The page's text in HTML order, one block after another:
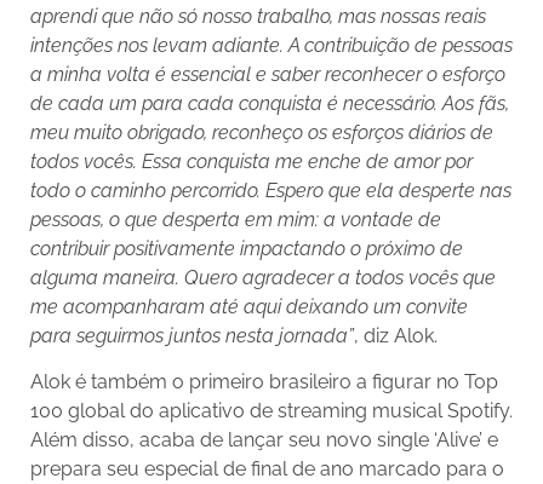
aprendi que não só nosso trabalho, mas nossas reais
intenções nos levam adiante. A contribuição de pessoas
a minha volta é essencial e saber reconhecer o esforço
de cada um para cada conquista é necessário. Aos fãs,
meu muito obrigado, reconheço os esforços diários de
todos vocês. Essa conquista me enche de amor por
todo o caminho percorrido. Espero que ela desperte nas
pessoas, o que desperta em mim: a vontade de
contribuir positivamente impactando o próximo de
alguma maneira. Quero agradecer a todos vocês que
me acompanharam até aqui deixando um convite
para seguirmos juntos nesta jornada”, diz Alok.
Alok é também o primeiro brasileiro a figurar no Top
100 global do aplicativo de streaming musical Spotify.
Além disso, acaba de lançar seu novo single ‘Alive’ e
prepara seu especial de final de ano marcado para o